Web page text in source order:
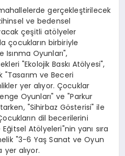
gerçekleştirilecek
ve bedensel
çeşitli atölyeler
çocukların birbiriyle
Isınma Oyunları",
"Ekolojik Baskı Atölyesi",
ve Beceri
yer alıyor. Çocuklar
Oyunları" ve "Parkur
"Sihirbaz Gösterisi" ile
dil becerilerini
Atölyeleri"nin yanı sıra
"3-6 Yaş Sanat ve Oyun
alıyor.